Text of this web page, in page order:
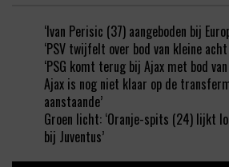
‘Ivan Perisic (37) aangeboden bij
‘PSV twijfelt over bod van kleine
‘PSG komt terug bij Ajax met bod
Ajax is nog niet klaar op de
aanstaande’
Groen licht: ‘Oranje-spits (24) lijkt
bij Juventus’